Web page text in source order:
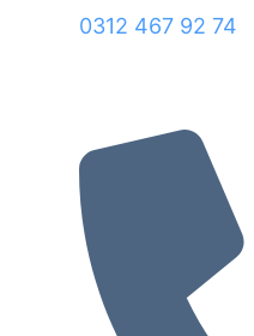
0312 467 92 74